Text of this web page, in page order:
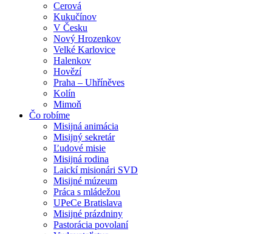
Cerová
Kukučínov
V Česku
Nový Hrozenkov
Velké Karlovice
Halenkov
Hovězí
Praha – Uhříněves
Kolín
Mimoň
Čo robíme
Misijná animácia
Misijný sekretár
Ľudové misie
Misijná rodina
Laickí misionári SVD
Misijné múzeum
Práca s mládežou
UPeCe Bratislava
Misijné prázdniny
Pastorácia povolaní